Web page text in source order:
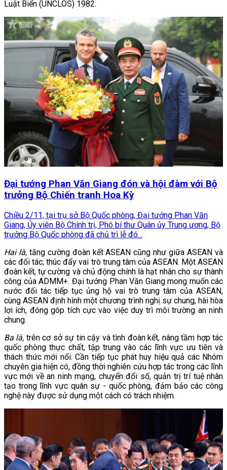
Luật Biển (UNCLOS) 1982.
Đại tướng Phan Văn Giang đón và hội đàm với Bộ
trưởng Bộ Chiến tranh Hoa Kỳ
Chiều 2/11, tại trụ sở Bộ Quốc phòng, Đại tướng Phan Văn
Giang, Ủy viên Bộ Chính trị, Phó bí thư Quân ủy Trung ương, Bộ
trưởng Bộ Quốc phòng đã chủ trì lễ đó...
Hai là, tăng cường đoàn kết ASEAN cũng như giữa ASEAN và
các đối tác; thúc đẩy vai trò trung tâm của ASEAN. Một ASEAN
đoàn kết, tự cường và chủ động chính là hạt nhân cho sự thành
công của ADMM+. Đại tướng Phan Văn Giang mong muốn các
nước đối tác tiếp tục ủng hộ vai trò trung tâm của ASEAN,
cùng ASEAN định hình một chương trình nghị sự chung, hài hòa
lợi ích, đóng góp tích cực vào việc duy trì môi trường an ninh
chung.
Ba là, trên cơ sở sự tin cậy và tình đoàn kết, nâng tầm hợp tác
quốc phòng thực chất, tập trung vào các lĩnh vực ưu tiên và
thách thức mới nổi. Cần tiếp tục phát huy hiệu quả các Nhóm
chuyên gia hiện có, đồng thời nghiên cứu hợp tác trong các lĩnh
vực mới về an ninh mạng, chuyển đổi số, quản trị trí tuệ nhân
tạo trong lĩnh vực quân sự - quốc phòng, đảm bảo các công
nghệ này được sử dụng một cách có trách nhiệm.